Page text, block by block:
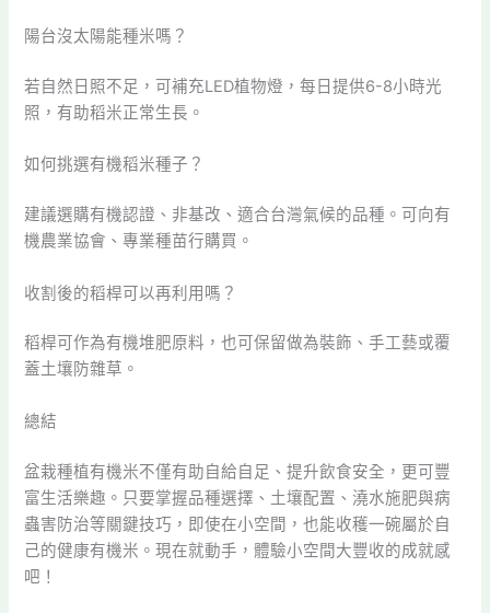
陽台沒太陽能種米嗎？
若自然日照不足，可補充LED植物燈，每日提供6-8小時光
照，有助稻米正常生長。
如何挑選有機稻米種子？
建議選購有機認證、非基改、適合台灣氣候的品種。可向有
機農業協會、專業種苗行購買。
收割後的稻桿可以再利用嗎？
稻桿可作為有機堆肥原料，也可保留做為裝飾、手工藝或覆
蓋土壤防雜草。
總結
盆栽種植有機米不僅有助自給自足、提升飲食安全，更可豐
富生活樂趣。只要掌握品種選擇、土壤配置、澆水施肥與病
蟲害防治等關鍵技巧，即使在小空間，也能收穫一碗屬於自
己的健康有機米。現在就動手，體驗小空間大豐收的成就感
吧！